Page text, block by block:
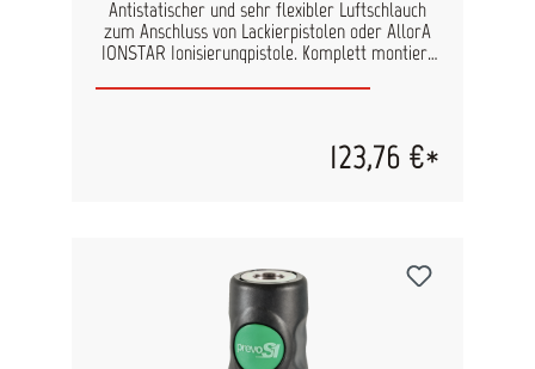
Antistatischer und sehr flexibler Luftschlauch
zum Anschluss von Lackierpistolen oder AllorA
IONSTAR Ionisierungpistole. Komplett montiert
Innendurchmesser: ø 9 mm Außendurchmesser:
123,76 €*